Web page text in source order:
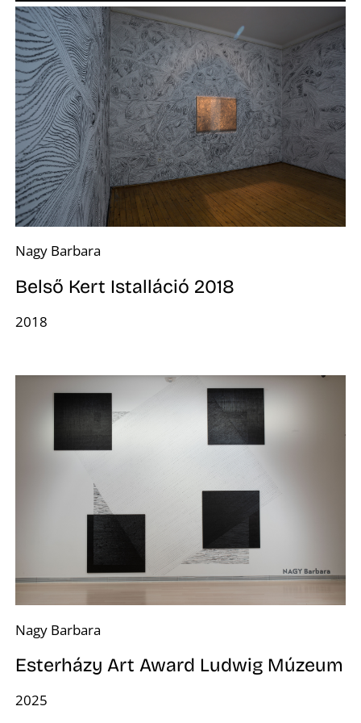
Nagy Barbara
Belső Kert Istalláció 2018
2018
Nagy Barbara
Esterházy Art Award Ludwig Múzeum
2025